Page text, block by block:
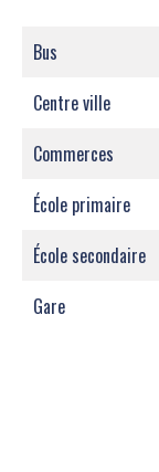
Bus
Centre ville
Commerces
École primaire
École secondaire
Gare